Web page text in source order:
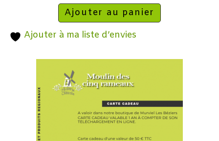
Ajouter au panier
Ajouter à ma liste d’envies